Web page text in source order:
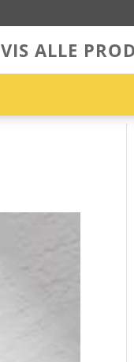
VIS ALLE